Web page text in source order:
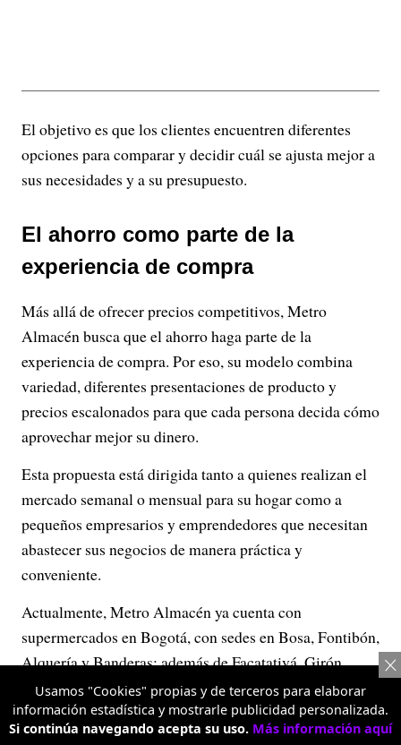
El objetivo es que los clientes encuentren diferentes
opciones para comparar y decidir cuál se ajusta mejor a
sus necesidades y a su presupuesto.
El ahorro como parte de la
experiencia de compra
Más allá de ofrecer precios competitivos, Metro
Almacén busca que el ahorro haga parte de la
experiencia de compra. Por eso, su modelo combina
variedad, diferentes presentaciones de producto y
precios escalonados para que cada persona decida cómo
aprovechar mejor su dinero.
Esta propuesta está dirigida tanto a quienes realizan el
mercado semanal o mensual para su hogar como a
pequeños empresarios y emprendedores que necesitan
abastecer sus negocios de manera práctica y
conveniente.
Actualmente, Metro Almacén ya cuenta con
supermercados en Bogotá, con sedes en Bosa, Fontibón,
Alquería y Banderas; además de Facatativá, Girón,
Pasto (Único), Pitalito, Medellín (Prado), Neiva,
Palmira y Cali, donde está presente en Simón Bolívar y
La 70.
Usamos "Cookies" propias y de terceros para elaborar
información estadística y mostrarle publicidad personalizada.
Si continúa navegando acepta su uso. Más información aquí